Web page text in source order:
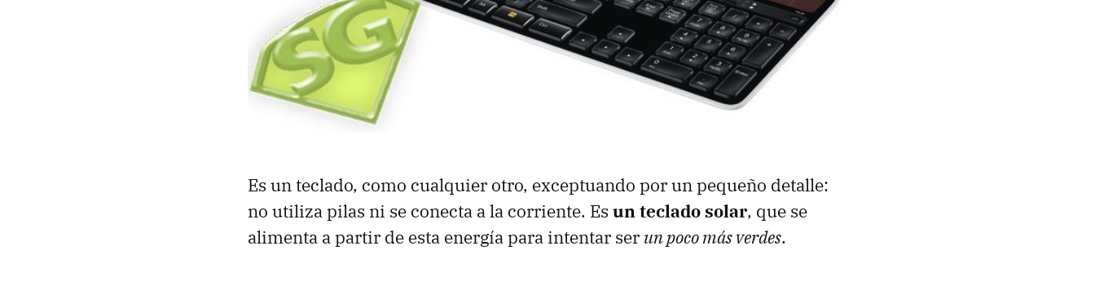
Es un teclado, como cualquier otro, exceptuando por un pequeño detalle:
no utiliza pilas ni se conecta a la corriente. Es un teclado solar, que se
alimenta a partir de esta energía para intentar ser un poco más verdes.